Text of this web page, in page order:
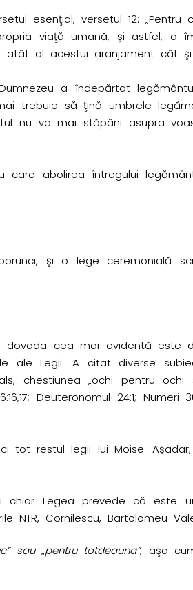
esenţial, versetul 12:
viaţă umană, și astfel, a
atât al acestui aranjament cât
a îndepărtat
să ţină umbrele
nu va mai stăpâni asupra
abolirea întregului
şi o lege ceremonială
dovada cea mai evidentă
Legii. A citat diverse
chestiunea „ochi pentru
Deuteronomul 24:1; Numeri
tot restul legii lui Moise.
Legea prevede că este
NTR, Cornilescu, Bartolomeu
sau„pentru totdeauna”, aşa